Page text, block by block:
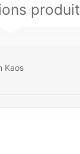
produit
Kaos